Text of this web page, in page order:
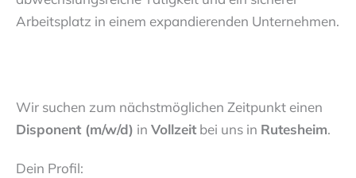
Arbeitsplatz in einem expandierenden Unternehmen.
Wir suchen zum nächstmöglichen Zeitpunkt einen
Disponent (m/w/d) in Vollzeit bei uns in Rutesheim.
Dein Profil: